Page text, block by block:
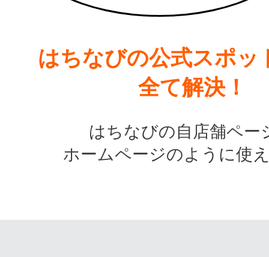
はちなびの公式スポッ
全て解決！
はちなびの自店舗ペー
ホームページのように使